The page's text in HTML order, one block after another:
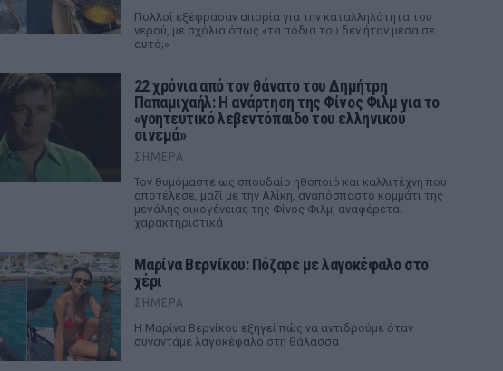
Πολλοί εξέφρασαν απορία για την καταλληλότητα του
νερού, με σχόλια όπως «τα πόδια του δεν ήταν μέσα σε
αυτό;»
22 χρόνια από τον θάνατο του Δημήτρη
Παπαμιχαήλ: Η ανάρτηση της Φίνος Φιλμ για το
«γοητευτικό λεβεντόπαιδο του ελληνικού
σινεμά»
ΣΉΜΕΡΑ
Τον θυμόμαστε ως σπουδαίο ηθοποιό και καλλιτέχνη που
αποτέλεσε, μαζί με την Αλίκη, αναπόσπαστο κομμάτι της
μεγάλης οικογένειας της Φίνος Φιλμ, αναφέρεται
χαρακτηριστικά
Μαρίνα Βερνίκου: Πόζαρε με λαγοκέφαλο στο
χέρι
ΣΉΜΕΡΑ
Η Μαρίνα Βερνίκου εξηγεί πώς να αντιδρούμε όταν
συναντάμε λαγοκέφαλο στη θάλασσα